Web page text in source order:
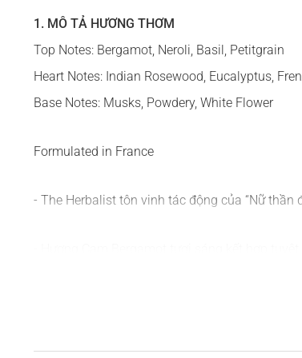
1. MÔ TẢ HƯƠNG THƠM
Top Notes: Bergamot, Neroli, Basil, Petitgrain
Heart Notes: Indian Rosewood, Eucalyptus,
Base Notes: Musks, Powdery, White Flower
Formulated in France
- The Herbalist tôn vinh tác động của “Nữ thần